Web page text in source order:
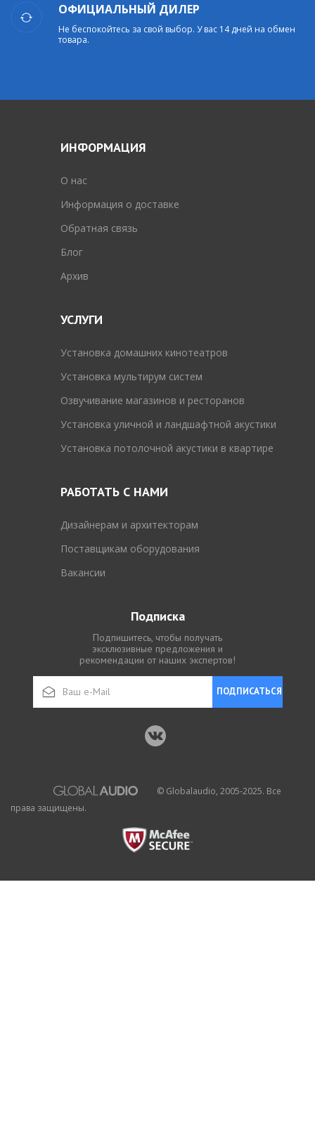
ОФИЦИАЛЬНЫЙ ДИЛЕР
Не беспокойтесь за свой выбор. У вас 14 дней на обмен
товара.
ИНФОРМАЦИЯ
O нас
Информация о доставке
Обратная связь
Блог
Архив
УСЛУГИ
Установка домашних кинотеатров
Установка мультирум систем
Озвучивание магазинов и ресторанов
Установка уличной и ландшафтной акустики
Установка потолочной акустики в квартире
РАБОТАТЬ С НАМИ
Дизайнерам и архитекторам
Поставщикам оборудования
Вакансии
Подписка
Подпишитесь, чтобы получать
эксклюзивные предложения и
рекомендации от наших экспертов!
ПОДПИСАТЬСЯ
© Globalaudio, 2005-2025. Все
права защищены.